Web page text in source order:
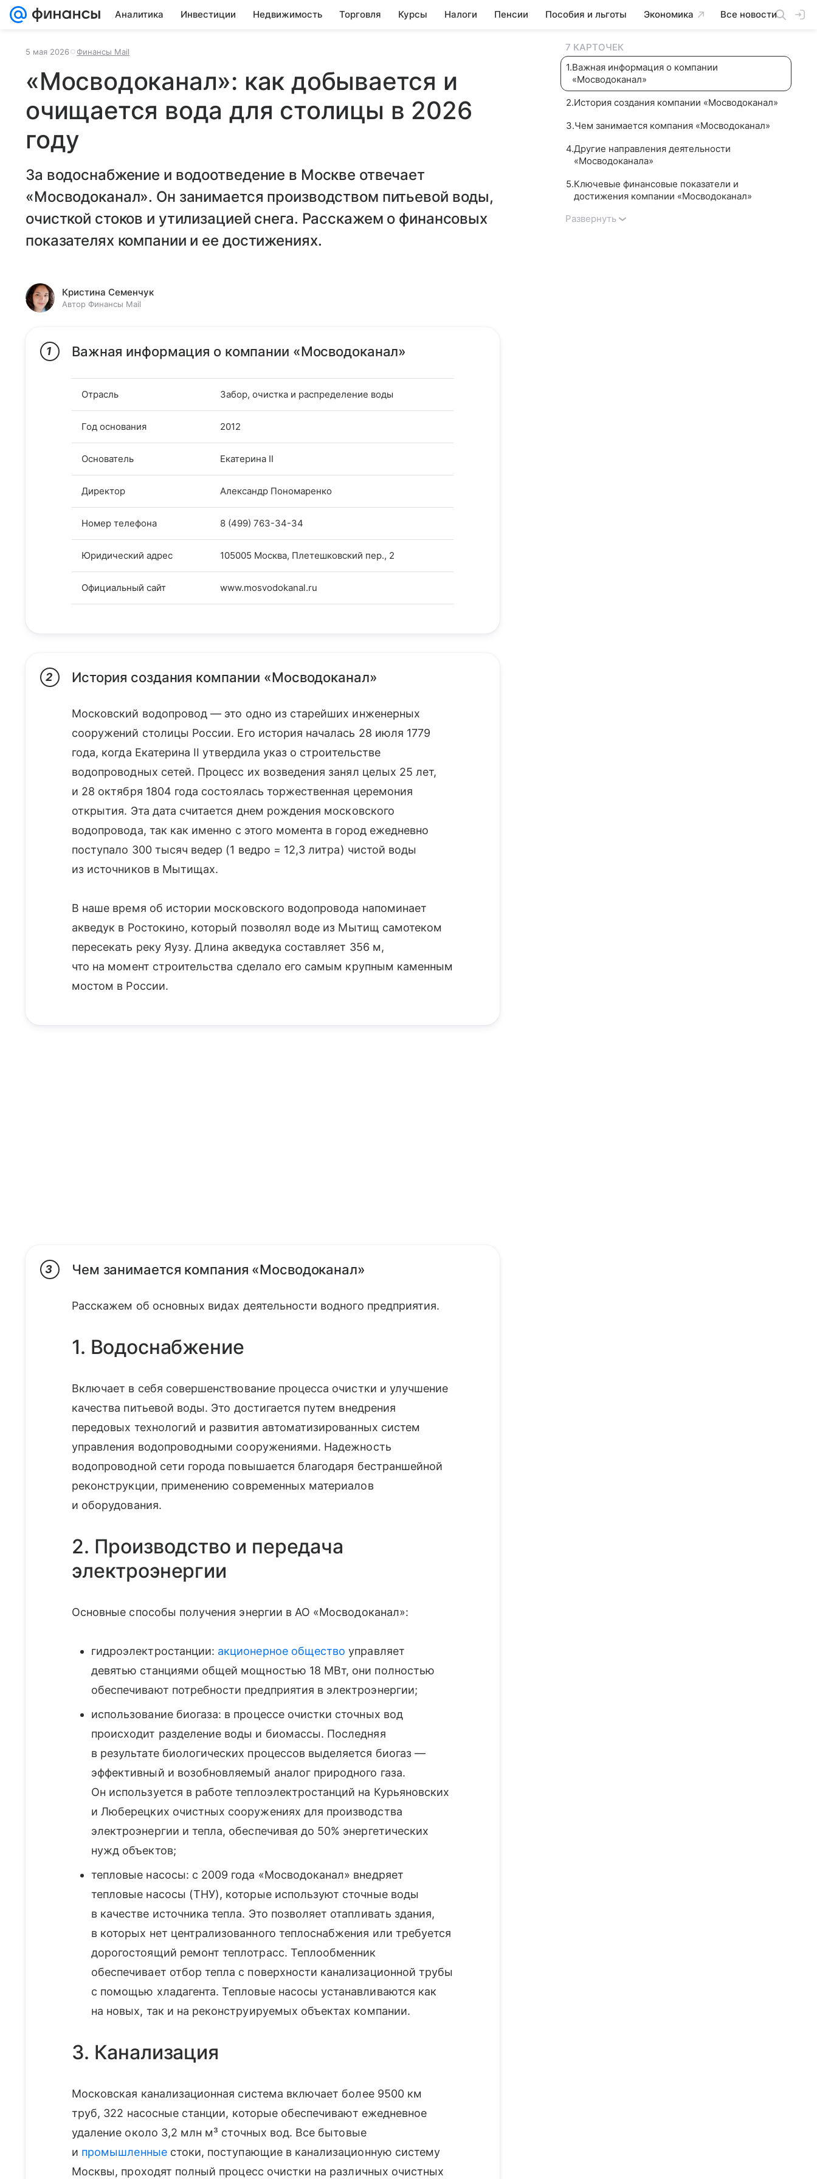
Аналитика Инвестиции Недвижимость Торговля Курсы Налоги Пенсии Пособия и льготы Экономика Все новости
5 мая 2026 Финансы Mail
«Мосводоканал»: как добывается и
очищается вода для столицы в 2026
году
За водоснабжение и водоотведение в Москве отвечает
«Мосводоканал». Он занимается производством питьевой воды,
очисткой стоков и утилизацией снега. Расскажем о финансовых
показателях компании и ее достижениях.
Кристина Семенчук
Автор Финансы Mail
1 Важная информация о компании «Мосводоканал»
Отрасль Забор, очистка и распределение воды
Год основания 2012
Основатель Екатерина II
Директор Александр Пономаренко
Номер телефона 8 (499) 763-34-34
Юридический адрес 105005 Москва, Плетешковский пер., 2
Официальный сайт www.mosvodokanal.ru
2 История создания компании «Мосводоканал»
Московский водопровод — это одно из старейших инженерных
сооружений столицы России. Его история началась 28 июля 1779
года, когда Екатерина II утвердила указ о строительстве
водопроводных сетей. Процесс их возведения занял целых 25 лет,
и 28 октября 1804 года состоялась торжественная церемония
открытия. Эта дата считается днем рождения московского
водопровода, так как именно с этого момента в город ежедневно
поступало 300 тысяч ведер (1 ведро = 12,3 литра) чистой воды
из источников в Мытищах.
В наше время об истории московского водопровода напоминает
акведук в Ростокино, который позволял воде из Мытищ самотеком
пересекать реку Яузу. Длина акведука составляет 356 м,
что на момент строительства сделало его самым крупным каменным
мостом в России.
3 Чем занимается компания «Мосводоканал»
Расскажем об основных видах деятельности водного предприятия.
1. Водоснабжение
Включает в себя совершенствование процесса очистки и улучшение
качества питьевой воды. Это достигается путем внедрения
передовых технологий и развития автоматизированных систем
управления водопроводными сооружениями. Надежность
водопроводной сети города повышается благодаря бестраншейной
реконструкции, применению современных материалов
и оборудования.
2. Производство и передача
электроэнергии
Основные способы получения энергии в АО «Мосводоканал»:
гидроэлектростанции: акционерное общество управляет
девятью станциями общей мощностью 18 МВт, они полностью
обеспечивают потребности предприятия в электроэнергии;
использование биогаза: в процессе очистки сточных вод
происходит разделение воды и биомассы. Последняя
в результате биологических процессов выделяется биогаз —
эффективный и возобновляемый аналог природного газа.
Он используется в работе теплоэлектростанций на Курьяновских
и Люберецких очистных сооружениях для производства
электроэнергии и тепла, обеспечивая до 50% энергетических
нужд объектов;
тепловые насосы: с 2009 года «Мосводоканал» внедряет
тепловые насосы (ТНУ), которые используют сточные воды
в качестве источника тепла. Это позволяет отапливать здания,
в которых нет централизованного теплоснабжения или требуется
дорогостоящий ремонт теплотрасс. Теплообменник
обеспечивает отбор тепла с поверхности канализационной трубы
с помощью хладагента. Тепловые насосы устанавливаются как
на новых, так и на реконструируемых объектах компании.
3. Канализация
Московская канализационная система включает более 9500 км
труб, 322 насосные станции, которые обеспечивают ежедневное
удаление около 3,2 млн м³ сточных вод. Все бытовые
и промышленныестоки, поступающие в канализационную систему
Москвы, проходят полный процесс очистки на различных очистных
7 КАРТОЧЕК
1.Важная информация о компании
«Мосводоканал»
2.История создания компании «Мосводоканал»
3.Чем занимается компания «Мосводоканал»
4.Другие направления деятельности
«Мосводоканала»
5.Ключевые финансовые показатели и
достижения компании «Мосводоканал»
Развернуть